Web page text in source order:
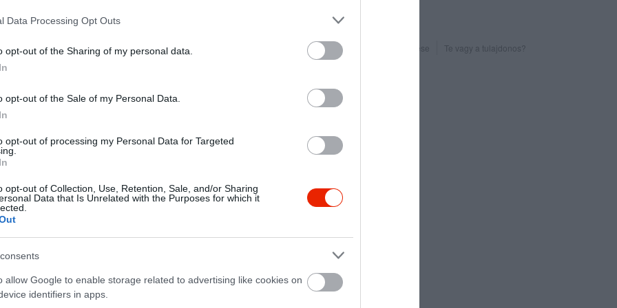
Data Processing Opt Outs
opt-out of the Sharing of my personal data.
opt-out of the Sale of my Personal Data.
opt-out of processing my Personal Data for Targeted
opt-out of Collection, Use, Retention, Sale, and/or Sharing
Data that Is Unrelated with the Purposes for which it
allow Google to enable storage related to advertising like cookies on
identifiers in apps.
azonnal elvarázsolja az ide érkezőt, mintha hirtelen egy
ban kívül és belül is új arculatot kapott. A felújításnak
stílusú rendezvénytermek, 9 ízlésesen berendezett
Probléma jelentése Te vagy a tulajdonos?